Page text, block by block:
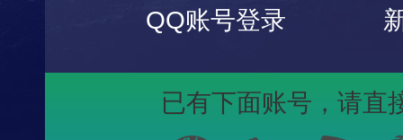
QQ账号登录
已有下面账号， 请直